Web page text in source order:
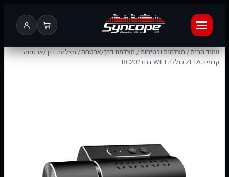
עמוד הבית/מצלמות ובטיחות/מצלמת דרך/אבטחה/ מצלמת דרך/אבטחה
קדמית ZETA כוללת WIFI דגם BC202